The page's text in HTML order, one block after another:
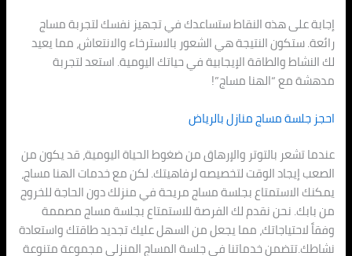
إجابة على هذه النقاط ستساعدك في تجهيز نفسك لتجربة مساج
رائعة. ستكون النتيجة هي الشعور بالاسترخاء والانتعاش، مما يعيد
لك النشاط والطاقة الإيجابية في حياتك اليومية. استعد لتجربة
مدهشة مع “الهنا مساج”!
احجز جلسة مساج منازل بالرياض
عندما تشعر بالتوتر والإرهاق من ضغوط الحياة اليومية، قد يكون من
الصعب إيجاد الوقت لتخصيصه لرفاهيتك. لكن مع خدمات الهنا مساج،
يمكنك الاستمتاع بجلسة مساج مريحة في منزلك دون الحاجة للخروج
من بابك. نحن نقدم لك الفرصة للاستمتاع بجلسة مساج مصممة
وفقاً لاحتياجاتك، مما يجعل من السهل عليك تجديد طاقتك واستعادة
نشاطك.تتضمن خدماتنا في جلسة المساج المنزلي مجموعة متنوعة